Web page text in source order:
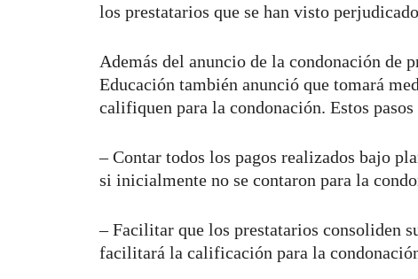
los prestatarios que se han visto
Además del anuncio de la condonación de
Educación también anunció que tomará
califiquen para la condonación. Estos
– Contar todos los pagos realizados bajo
si inicialmente no se contaron para la
– Facilitar que los prestatarios consoliden
facilitará la calificación para la